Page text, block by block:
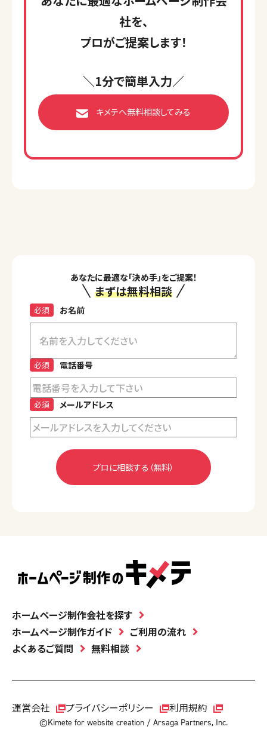
社を、
プロがご提案します！
＼1分で簡単入力／
キメテへ無料相談してみる
あなたに最適な「決め手」をご提案！
まずは無料相談
お名前
必須
電話番号
必須
メールアドレス
必須
ホームページ制作会社を探す
ホームページ制作ガイド
ご利用の流れ
よくあるご質問
無料相談
運営会社 プライバシーポリシー 利用規約
©Kimete for website creation / Arsaga Partners, Inc.